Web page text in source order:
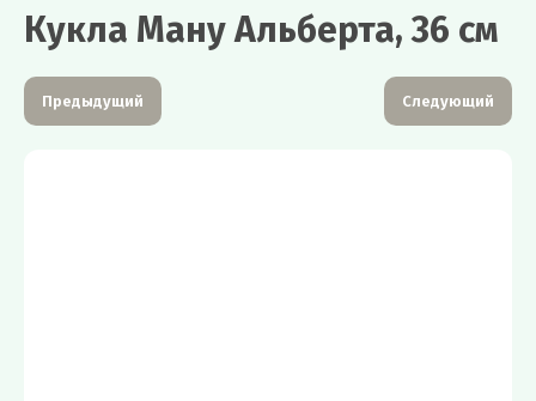
Кукла Ману Альберта, 36 см
Предыдущий Следующий